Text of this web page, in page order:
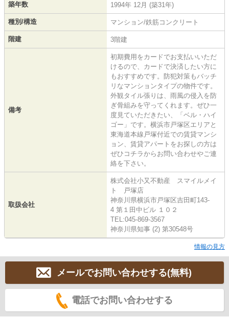
築年数 1994年 12月 (築31年)
種別/構造 マンション/鉄筋コンクリート
階建 3階建
備考
初期費用をカードでお支払いいただ
けるので、カードで決済したい方に
もおすすめです。防犯対策もバッチ
リなマンションタイプの物件です。
外観タイル張りは、雨風の侵入を防
ぎ骨組みを守ってくれます。ぜひ一
度見ていただきたい、「ベル・ハイ
ゴー」です。横浜市戸塚区エリアと
東海道本線戸塚付近での賃貸マンシ
ョン、賃貸アパートをお探しの方は
ぜひコチラからお問い合わせやご連
絡を下さい。
取扱会社
株式会社小又不動産 スマイルメイ
ト 戸塚店
神奈川県横浜市戸塚区吉田町143-
4 第１田中ビル １０２
TEL:045-869-3567
神奈川県知事 (2) 第30548号
情報の見方
メールでお問い合わせする(無料)
電話でお問い合わせする